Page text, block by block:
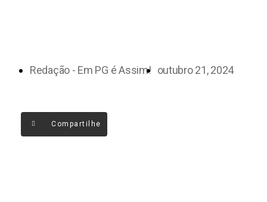
Redação - Em PG é Assim! outubro 21, 2024
Compartilhe